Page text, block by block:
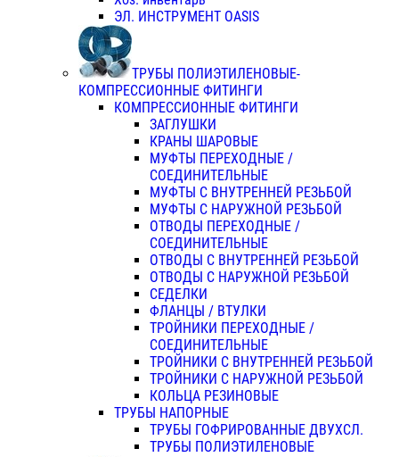
ЭЛ. ИНСТРУМЕНТ OASIS
ТРУБЫ ПОЛИЭТИЛЕНОВЫЕ-
КОМПРЕССИОННЫЕ ФИТИНГИ
КОМПРЕССИОННЫЕ ФИТИНГИ
ЗАГЛУШКИ
КРАНЫ ШАРОВЫЕ
МУФТЫ ПЕРЕХОДНЫЕ /
СОЕДИНИТЕЛЬНЫЕ
МУФТЫ С ВНУТРЕННЕЙ РЕЗЬБОЙ
МУФТЫ С НАРУЖНОЙ РЕЗЬБОЙ
ОТВОДЫ ПЕРЕХОДНЫЕ /
СОЕДИНИТЕЛЬНЫЕ
ОТВОДЫ С ВНУТРЕННЕЙ РЕЗЬБОЙ
ОТВОДЫ С НАРУЖНОЙ РЕЗЬБОЙ
СЕДЕЛКИ
ФЛАНЦЫ / ВТУЛКИ
ТРОЙНИКИ ПЕРЕХОДНЫЕ /
СОЕДИНИТЕЛЬНЫЕ
ТРОЙНИКИ С ВНУТРЕННЕЙ РЕЗЬБОЙ
ТРОЙНИКИ С НАРУЖНОЙ РЕЗЬБОЙ
КОЛЬЦА РЕЗИНОВЫЕ
ТРУБЫ НАПОРНЫЕ
ТРУБЫ ГОФРИРОВАННЫЕ ДВУХСЛ.
ТРУБЫ ПОЛИЭТИЛЕНОВЫЕ